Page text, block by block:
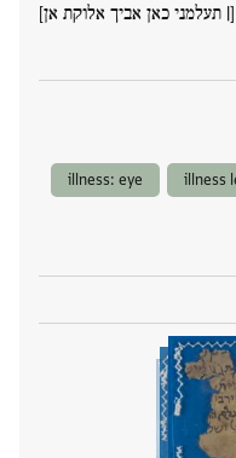
כאן אביך אלוקת אן]
illness
illness: eye